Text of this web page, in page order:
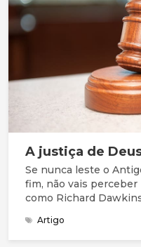
A justiça de
Se nunca leste o
fim, não vais
como Richard
Dennett e até mesmo
Fry responderiam a
Artigo